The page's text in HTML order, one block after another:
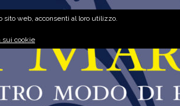
web, acconsenti al loro utilizzo.
sui cookie